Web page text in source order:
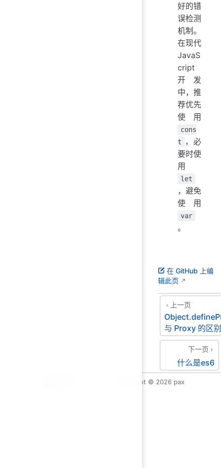
好的错
误检测
机制。
在现代
JavaS
cript
开发
中，推
荐优先
使用
cons
t
，必
要时使
用
let
，避免
使用
var
。
在 GitHub 上编
辑此页
上一页
与 Proxy 的区别
下一页
什么是es6
Copyright © 2026 pax